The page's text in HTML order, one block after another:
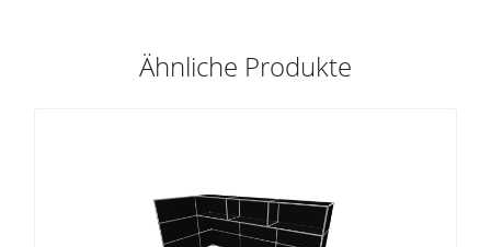
Ähnliche Produkte